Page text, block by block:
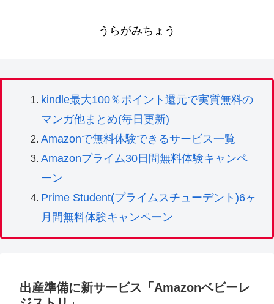
うらがみちょう
kindle最大100％ポイント還元で実質無料の
マンガ他まとめ(毎日更新)
Amazonで無料体験できるサービス一覧
Amazonプライム30日間無料体験キャンペ
ーン
Prime Student(プライムスチューデント)6ヶ
月間無料体験キャンペーン
出産準備に新サービス「Amazonベビーレ